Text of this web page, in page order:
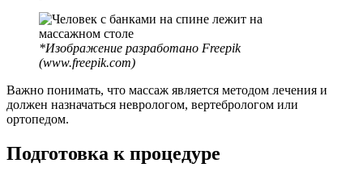
*Изображение разработано Freepik
(www.freepik.com)
Важно понимать, что массаж является методом лечения и
должен назначаться неврологом, вертебрологом или
ортопедом.
Подготовка к процедуре